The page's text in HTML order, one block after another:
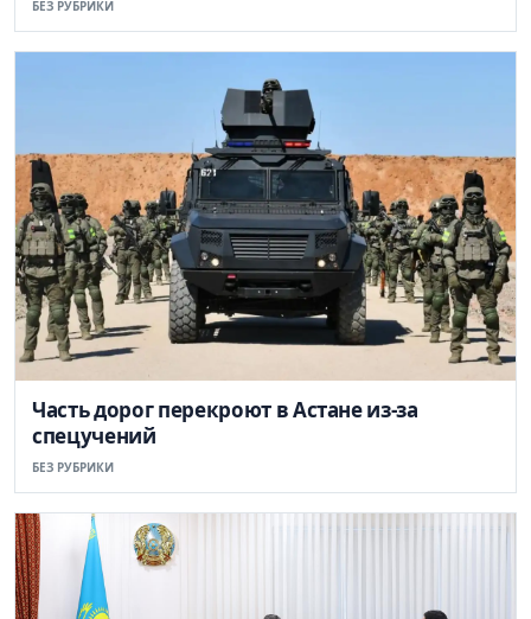
БЕЗ РУБРИКИ
Часть дорог перекроют в Астане из-за
спецучений
БЕЗ РУБРИКИ